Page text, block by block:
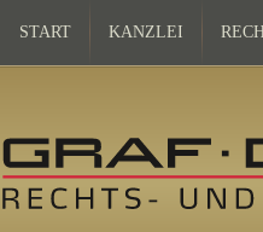
START KANZLEI